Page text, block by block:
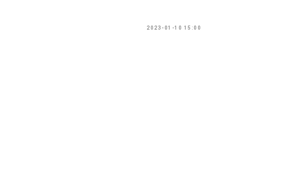
2023-01-10 15:00